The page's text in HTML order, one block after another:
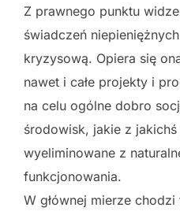
Z prawnego punktu
świadczeń
kryzysową. Opiera się
nawet i całe projekty i
na celu ogólne dobro
środowisk, jakie z
wyeliminowane z
funkcjonowania.
W głównej mierze